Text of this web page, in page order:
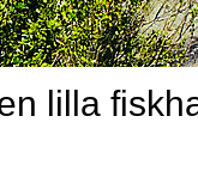
lilla